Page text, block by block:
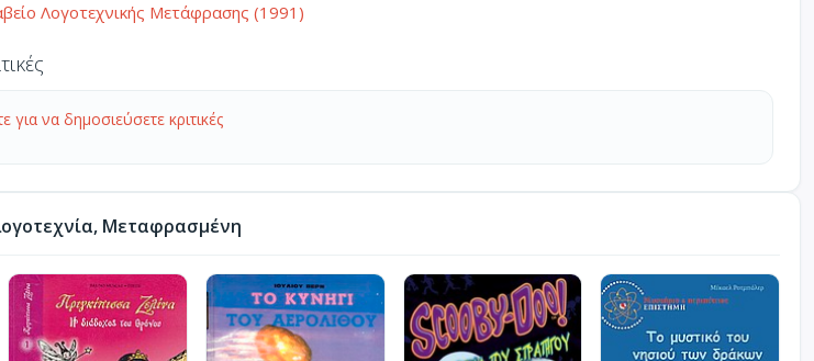
Λογοτεχνικής Μετάφρασης (1991)
για να δημοσιεύσετε κριτικές
Μεταφρασμένη